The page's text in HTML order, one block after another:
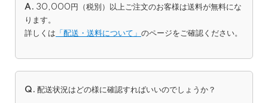
A. 30,000円（税別）以上ご注文のお客様は送料が無料にな
ります。
詳しくは 「配送・送料について」 のページをご確認ください。
Q. 配送状況はどの様に確認すればいいのでしょうか？